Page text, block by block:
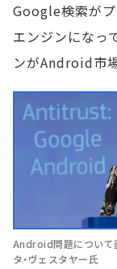
Google検索がプ
エンジンになっ
ンがAndroid市
Android問題について
タ・ヴェスタヤー氏